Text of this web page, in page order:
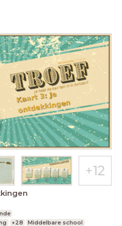
+28
Middelbare school